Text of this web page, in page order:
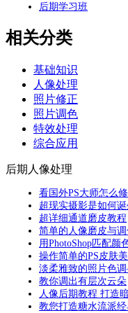
后期学习班
相关分类
基础知识
人像处理
照片修正
照片调色
特效处理
综合应用
后期人像处理
看国外PS大师怎么
超现实摄影是如何
超详细通道磨皮教程
简单的人像磨皮与
用PhotoShop匹配颜
操作简单的PS皮肤
淡柔雅致的照片色
教你调出有层次云朵
人像后期教程 打造
教您打造糖水流派